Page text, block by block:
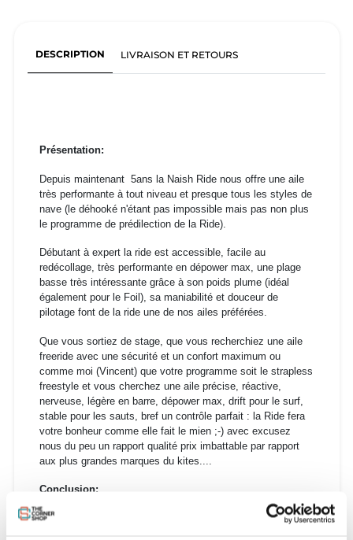
DESCRIPTION LIVRAISON ET RETOURS
Présentation:
Depuis maintenant 5ans la Naish Ride nous offre une aile
très performante à tout niveau et presque tous les styles de
nave (le déhooké n'étant pas impossible mais pas non plus
le programme de prédilection de la Ride).
Débutant à expert la ride est accessible, facile au
redécollage, très performante en dépower max, une plage
basse très intéressante grâce à son poids plume (idéal
également pour le Foil), sa maniabilité et douceur de
pilotage font de la ride une de nos ailes préférées.
Que vous sortiez de stage, que vous recherchiez une aile
freeride avec une sécurité et un confort maximum ou
comme moi (Vincent) que votre programme soit le strapless
freestyle et vous cherchez une aile précise, réactive,
nerveuse, légère en barre, dépower max, drift pour le surf,
stable pour les sauts, bref un contrôle parfait : la Ride fera
votre bonheur comme elle fait le mien ;-) avec excusez
nous du peu un rapport qualité prix imbattable par rapport
aux plus grandes marques du kites....
Conclusion:
Vous l'aurez compris, pour moi la ride est tout simplement